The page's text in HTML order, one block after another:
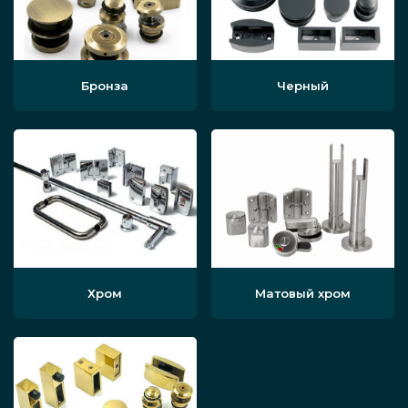
качестве основы сферической
отражающей поверхности стекло,
металл или гибкий пластик. Все они
осадков и переносят даже сильные
механические воздействия. Есть
возможность выбрать небольшой кант
или другую обработку края зеркала,
другой вариант сферического
рама из МДФ, стали и других
другой цвет.
Бронза Черный
Хром Матовый хром